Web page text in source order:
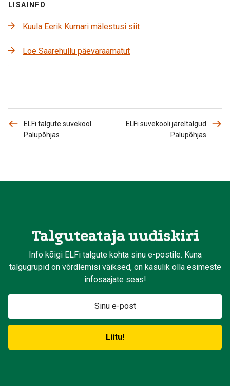
LISAINFO
Kuula Eerik Kumari mälestusi siit
Loe Saarehullu päevaraamatut
.
ELFi talgute suvekool
Palupõhjas
ELFi suvekooli järeltalgud
Palupõhjas
Talguteataja uudiskiri
Info kõigi ELFi talgute kohta sinu e-postile. Kuna
talgugrupid on võrdlemisi väiksed, on kasulik olla esimeste
infosaajate seas!